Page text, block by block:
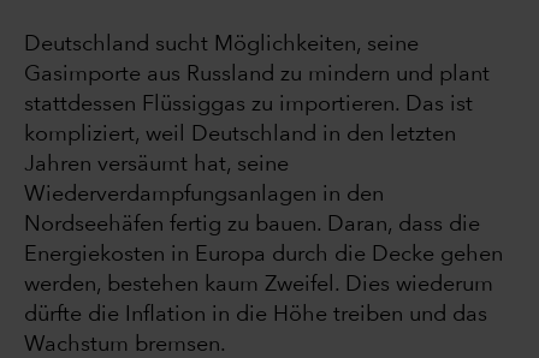
Deutschland sucht Möglichkeiten, seine
Gasimporte aus Russland zu mindern und plant
stattdessen Flüssiggas zu importieren. Das ist
kompliziert, weil Deutschland in den letzten
Jahren versäumt hat, seine
Wiederverdampfungsanlagen in den
Nordseehäfen fertig zu bauen. Daran, dass die
Energiekosten in Europa durch die Decke gehen
werden, bestehen kaum Zweifel. Dies wiederum
dürfte die Inflation in die Höhe treiben und das
Wachstum bremsen.